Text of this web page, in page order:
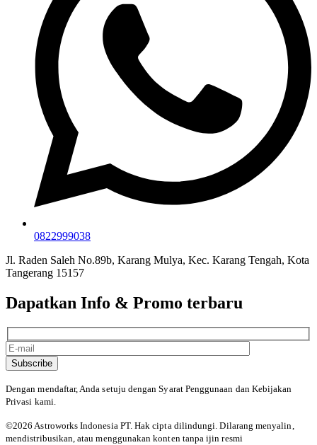
0822999038
Jl. Raden Saleh No.89b, Karang Mulya, Kec. Karang Tengah, Kota
Tangerang 15157
Dapatkan Info & Promo terbaru
Subscribe
Dengan mendaftar, Anda setuju dengan Syarat Penggunaan dan Kebijakan
Privasi kami.
©️2026 Astroworks Indonesia PT. Hak cipta dilindungi. Dilarang menyalin,
mendistribusikan, atau menggunakan konten tanpa ijin resmi